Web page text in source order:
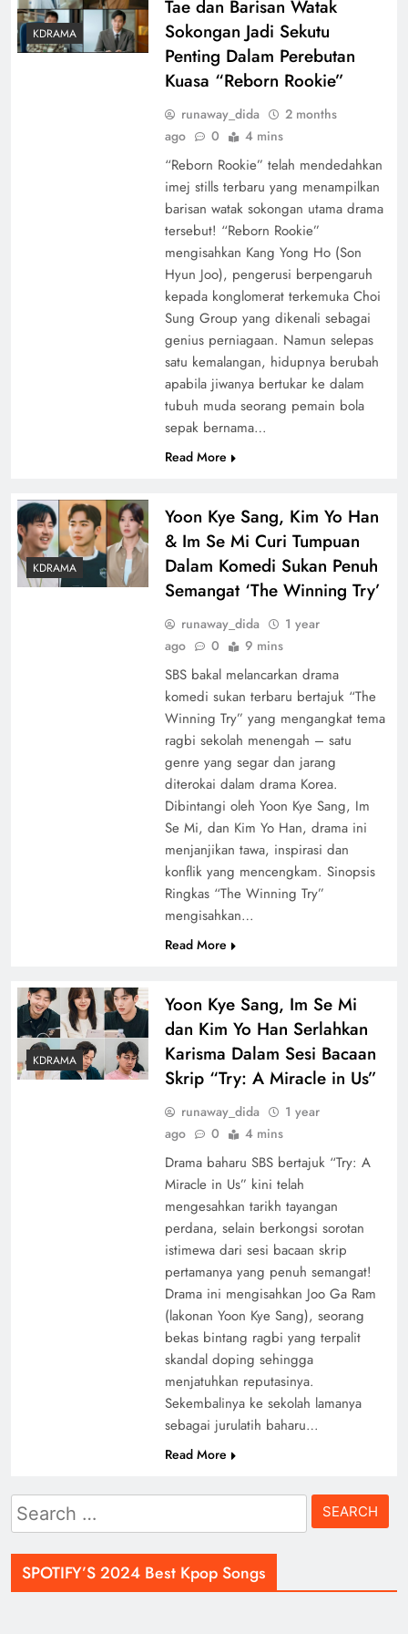
KDRAMA
Tae dan Barisan Watak
Sokongan Jadi Sekutu
Penting Dalam Perebutan
Kuasa “Reborn Rookie”
runaway_dida
2 months
ago
0 4 mins
“Reborn Rookie” telah mendedahkan
imej stills terbaru yang menampilkan
barisan watak sokongan utama drama
tersebut! “Reborn Rookie”
mengisahkan Kang Yong Ho (Son
Hyun Joo), pengerusi berpengaruh
kepada konglomerat terkemuka Choi
Sung Group yang dikenali sebagai
genius perniagaan. Namun selepas
satu kemalangan, hidupnya berubah
apabila jiwanya bertukar ke dalam
tubuh muda seorang pemain bola
sepak bernama…
Read More
KDRAMA
Yoon Kye Sang, Kim Yo Han
& Im Se Mi Curi Tumpuan
Dalam Komedi Sukan Penuh
Semangat ‘The Winning Try’
runaway_dida
1 year
ago
0 9 mins
SBS bakal melancarkan drama
komedi sukan terbaru bertajuk “The
Winning Try” yang mengangkat tema
ragbi sekolah menengah – satu
genre yang segar dan jarang
diterokai dalam drama Korea.
Dibintangi oleh Yoon Kye Sang, Im
Se Mi, dan Kim Yo Han, drama ini
menjanjikan tawa, inspirasi dan
konflik yang mencengkam. Sinopsis
Ringkas “The Winning Try”
mengisahkan…
Read More
KDRAMA
Yoon Kye Sang, Im Se Mi
dan Kim Yo Han Serlahkan
Karisma Dalam Sesi Bacaan
Skrip “Try: A Miracle in Us”
runaway_dida
1 year
ago
0 4 mins
Drama baharu SBS bertajuk “Try: A
Miracle in Us” kini telah
mengesahkan tarikh tayangan
perdana, selain berkongsi sorotan
istimewa dari sesi bacaan skrip
pertamanya yang penuh semangat!
Drama ini mengisahkan Joo Ga Ram
(lakonan Yoon Kye Sang), seorang
bekas bintang ragbi yang terpalit
skandal doping sehingga
menjatuhkan reputasinya.
Sekembalinya ke sekolah lamanya
sebagai jurulatih baharu…
Read More
Search
for:
SPOTIFY’S 2024 Best Kpop Songs